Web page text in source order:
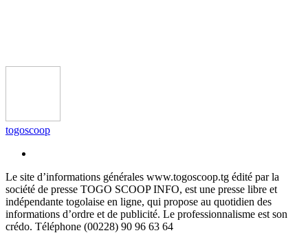
togoscoop
Le site d’informations générales www.togoscoop.tg édité par la
société de presse TOGO SCOOP INFO, est une presse libre et
indépendante togolaise en ligne, qui propose au quotidien des
informations d’ordre et de publicité. Le professionnalisme est son
crédo. Téléphone (00228) 90 96 63 64